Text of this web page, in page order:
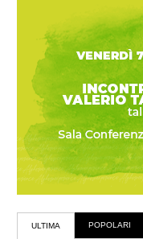
ULTIMA POPOLARI